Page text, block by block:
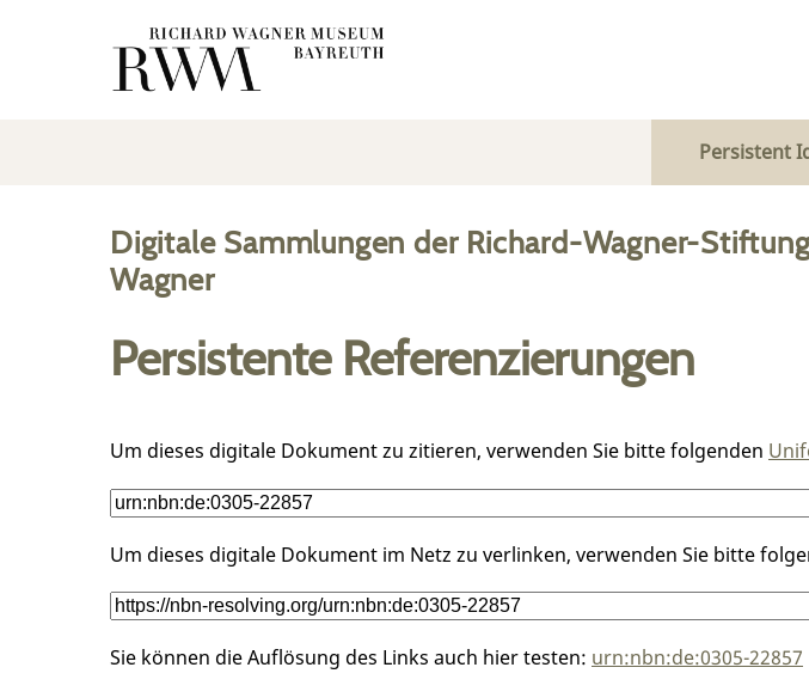
Persistent
Digitale Sammlungen der Richard-Wagner-
Wagner
Persistente Referenzierungen
Um dieses digitale Dokument zu zitieren, verwenden Sie bitte folgenden
Um dieses digitale Dokument im Netz zu verlinken, verwenden Sie bitte
Sie können die Auflösung des Links auch hier testen: urn:nbn:de:0305-22857